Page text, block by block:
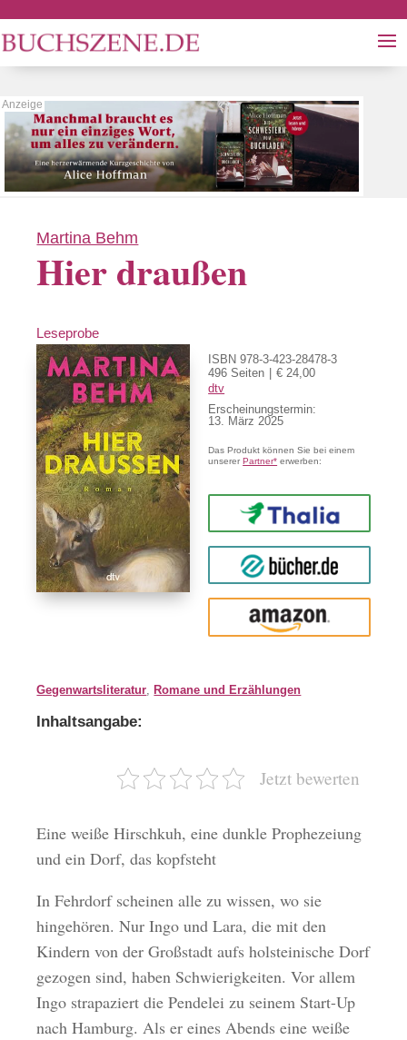
Martina Behm
Hier draußen
Leseprobe
ISBN 978-3-423-28478-3
496 Seiten
€ 24,00
dtv
Erscheinungstermin:
13. März 2025
Das Produkt können Sie bei einem
unsererPartner* erwerben:
Thalia
buecher.de
Amazon
Gegenwartsliteratur ,Romane und Erzählungen
Inhaltsangabe:
Jetzt bewerten
Eine weiße Hirschkuh, eine dunkle Prophezeiung
und ein Dorf, das kopfsteht
In Fehrdorf scheinen alle zu wissen, wo sie
hingehören. Nur Ingo und Lara, die mit den
Kindern von der Großstadt aufs holsteinische Dorf
gezogen sind, haben Schwierigkeiten. Vor allem
Ingo strapaziert die Pendelei zu seinem Start-Up
nach Hamburg. Als er eines Abends eine weiße